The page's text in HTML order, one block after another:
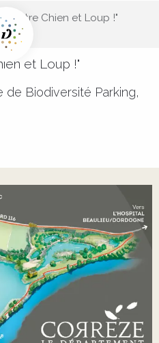
"Entre Chien et Loup !"
et Loup !"
Biodiversité Parking,